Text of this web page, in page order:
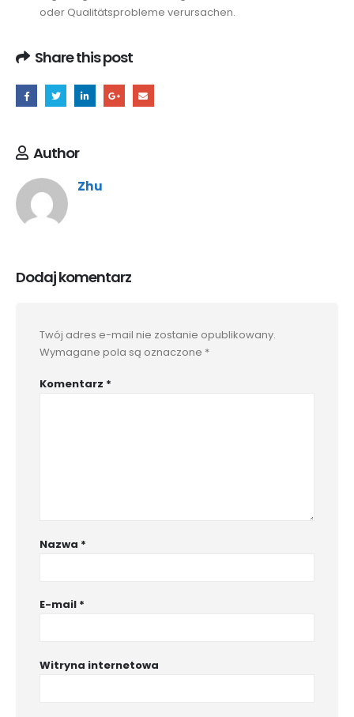
oder Qualitätsprobleme verursachen.
Share this post
Author
Zhu
Dodaj komentarz
Twój adres e-mail nie zostanie opublikowany.
Wymagane pola są oznaczone *
Komentarz *
Nazwa *
E-mail *
Witryna internetowa